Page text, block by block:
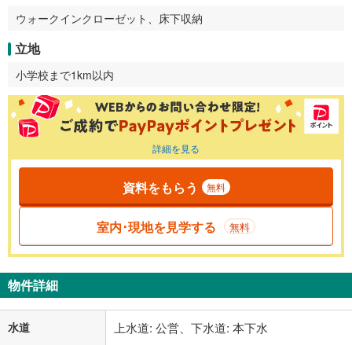
ウォークインクローゼット、床下収納
立地
小学校まで1km以内
詳細を見る
資料をもらう 無料
室内･現地を見学する 無料
物件詳細
水道 上水道: 公営、下水道: 本下水